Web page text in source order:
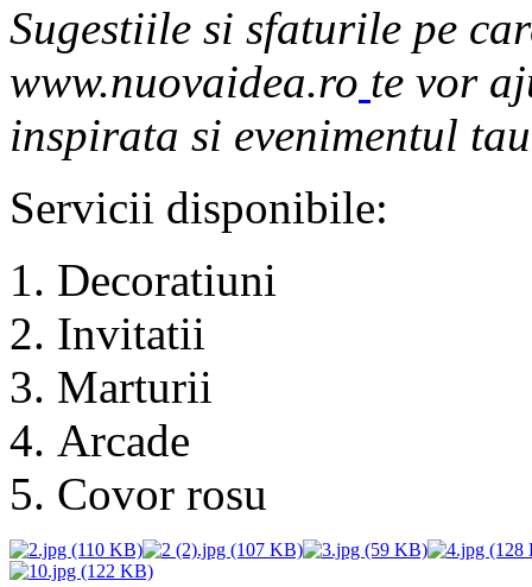
Sugestiile si sfaturile pe
www.nuovaidea.ro te vor
inspirata si evenimentul
Servicii disponibile:
Decoratiuni
Invitatii
Marturii
Arcade
Covor rosu